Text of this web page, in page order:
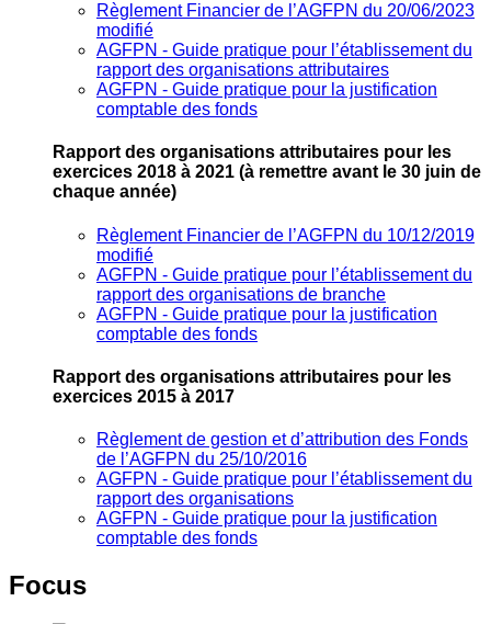
Règlement Financier de l’AGFPN du 20/06/2023
modifié
AGFPN ‐ Guide pratique pour l’établissement du
rapport des organisations attributaires
AGFPN ‐ Guide pratique pour la justification
comptable des fonds
Rapport des organisations attributaires pour les
exercices 2018 à 2021 (à remettre avant le 30 juin de
chaque année)
Règlement Financier de l’AGFPN du 10/12/2019
modifié
AGFPN ‐ Guide pratique pour l’établissement du
rapport des organisations de branche
AGFPN ‐ Guide pratique pour la justification
comptable des fonds
Rapport des organisations attributaires pour les
exercices 2015 à 2017
Règlement de gestion et d’attribution des Fonds
de l’AGFPN du 25/10/2016
AGFPN ‐ Guide pratique pour l’établissement du
rapport des organisations
AGFPN ‐ Guide pratique pour la justification
comptable des fonds
Focus